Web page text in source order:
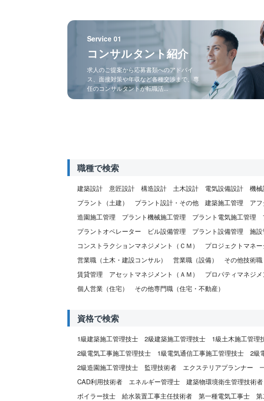
Service 01
コンサルタント紹介
求人のご提案から応募書類へのアドバイ
ス、面接対策や年収など各種交渉まで、専
任のコンサルタントが転職活...
職種で検索
建築設計 意匠設計 構造設計 土木設計 電気設備設計 機
プラント（土建）
プラント設計・その他 建築施工管理 ア
造園施工管理
プラント機械施工管理 プラント電気施工管理
プラントオペレーター
ビル設備管理 プラント設備管理 施設
コンストラクションマネジメント（ＣＭ）
プロジェクトマネー
営業職（土木・建設コンサル）
営業職（設備） その他技術職
賃貸管理
アセットマネジメント（ＡＭ） プロパティマネジメ
個人営業（住宅）
その他専門職（住宅・不動産）
資格で検索
1級建築施工管理技士 2級建築施工管理技士 1級土木施工管理
2級電気工事施工管理技士
1級電気通信工事施工管理技士 2級
2級造園施工管理技士
監理技術者 エクステリアプランナー
CAD利用技術者
エネルギー管理士 建築物環境衛生管理技術者
ボイラー技士
給水装置工事主任技術者 第一種電気工事士